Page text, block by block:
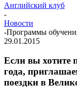
Английский клуб
-
Новости
-Программы
29.01.2015
Если вы хотите
года,
поездки в